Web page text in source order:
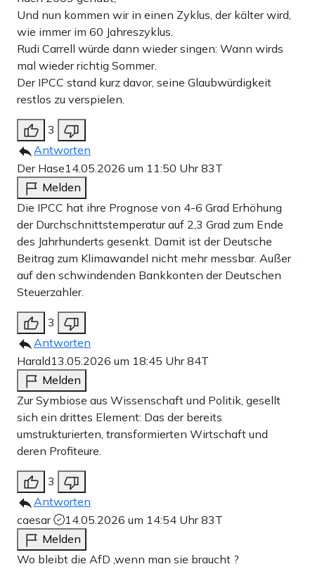
Und nun kommen wir in einen Zyklus, der kälter wird,
wie immer im 60 Jahreszyklus.
Rudi Carrell würde dann wieder singen: Wann wirds
mal wieder richtig Sommer.
Der IPCC stand kurz davor, seine Glaubwürdigkeit
restlos zu verspielen.
3
Antworten
Der Hase14.05.2026 um 11:50 Uhr83T
Melden
Die IPCC hat ihre Prognose von 4-6 Grad Erhöhung
der Durchschnittstemperatur auf 2,3 Grad zum Ende
des Jahrhunderts gesenkt. Damit ist der Deutsche
Beitrag zum Klimawandel nicht mehr messbar. Außer
auf den schwindenden Bankkonten der Deutschen
Steuerzahler.
3
Antworten
Harald13.05.2026 um 18:45 Uhr84T
Melden
Zur Symbiose aus Wissenschaft und Politik, gesellt
sich ein drittes Element: Das der bereits
umstrukturierten, transformierten Wirtschaft und
deren Profiteure.
3
Antworten
caesar
14.05.2026 um 14:54 Uhr83T
Melden
Wo bleibt die AfD ,wenn man sie braucht ?